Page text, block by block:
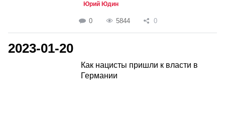
Юрий Юдин
0 5844 0
2023-01-20
Как нацисты пришли к власти в
Германии